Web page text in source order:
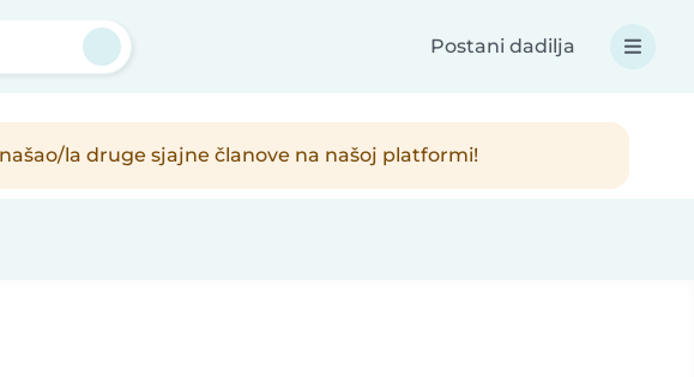
Postani dadilja
la druge sjajne članove na našoj platformi!